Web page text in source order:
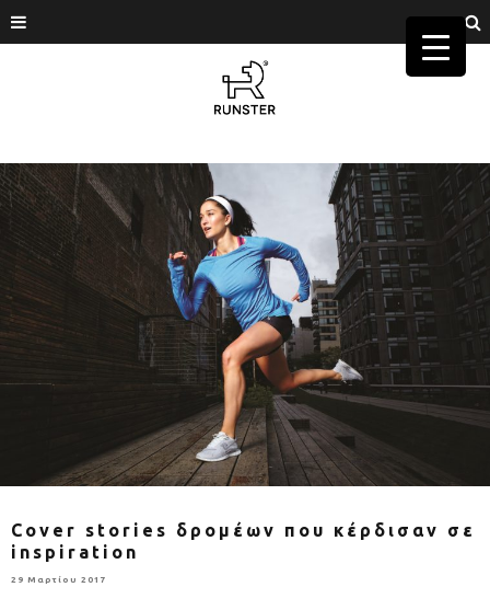
Cover stories δρομέων που κέρδισαν σε
inspiration
29 Μαρτίου 2017